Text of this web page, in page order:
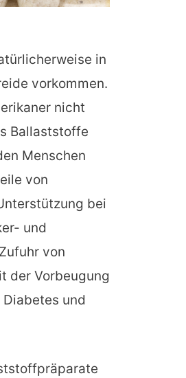
in
vorkommen.
nicht
Ballaststoffe
Menschen
von
bei
und
von
der Vorbeugung
und